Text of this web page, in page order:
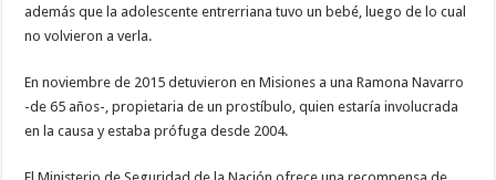
además que la adolescente entrerriana tuvo un bebé, luego de lo cual
no volvieron a verla.
En noviembre de 2015 detuvieron en Misiones a una Ramona Navarro
-de 65 años-, propietaria de un prostíbulo, quien estaría involucrada
en la causa y estaba prófuga desde 2004.